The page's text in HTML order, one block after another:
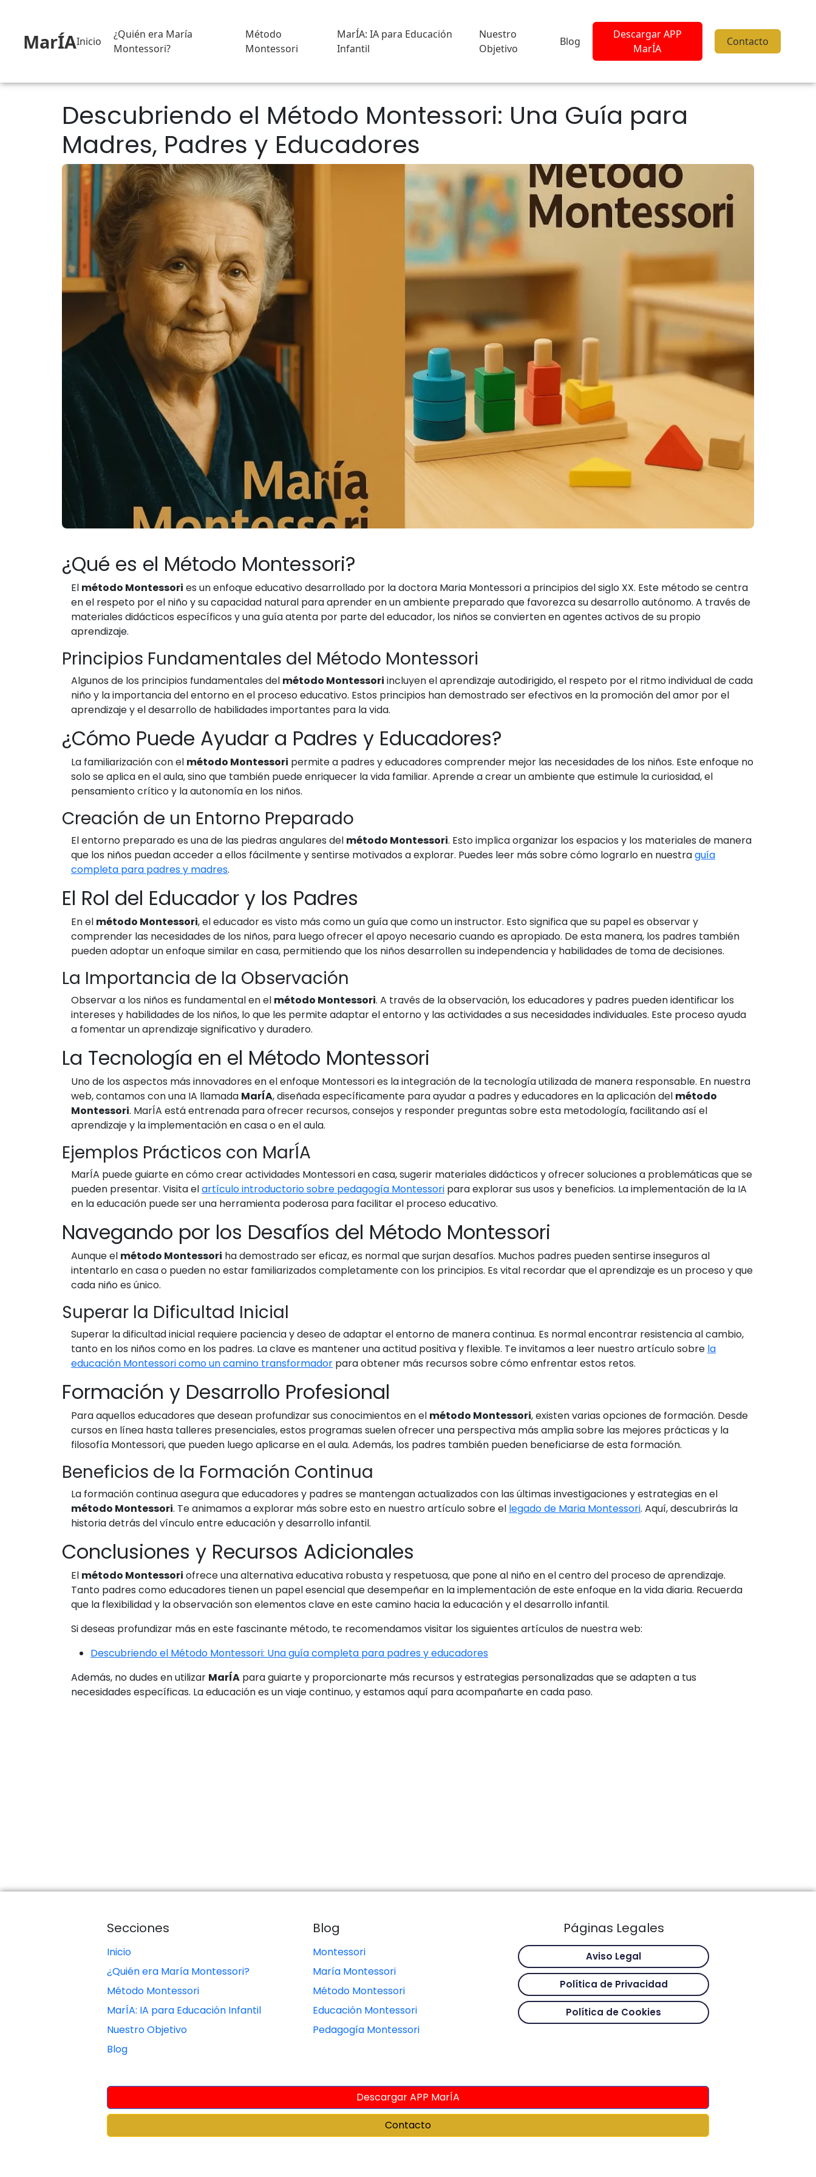
MarÍAInicio
¿Quién era María
Montessori?
Método
Montessori
MarÍA: IA para Educación
Infantil
Nuestro
Objetivo
Blog
Descargar APP
MarÍA
Contacto
Descubriendo el Método Montessori: Una Guía para
Madres, Padres y Educadores
¿Qué es el Método Montessori?
El método Montessori es un enfoque educativo desarrollado por la doctora Maria Montessori a principios del siglo XX. Este método se centra
en el respeto por el niño y su capacidad natural para aprender en un ambiente preparado que favorezca su desarrollo autónomo. A través de
materiales didácticos específicos y una guía atenta por parte del educador, los niños se convierten en agentes activos de su propio
aprendizaje.
Principios Fundamentales del Método Montessori
Algunos de los principios fundamentales del método Montessori incluyen el aprendizaje autodirigido, el respeto por el ritmo individual de cada
niño y la importancia del entorno en el proceso educativo. Estos principios han demostrado ser efectivos en la promoción del amor por el
aprendizaje y el desarrollo de habilidades importantes para la vida.
¿Cómo Puede Ayudar a Padres y Educadores?
La familiarización con el método Montessori permite a padres y educadores comprender mejor las necesidades de los niños. Este enfoque no
solo se aplica en el aula, sino que también puede enriquecer la vida familiar. Aprende a crear un ambiente que estimule la curiosidad, el
pensamiento crítico y la autonomía en los niños.
Creación de un Entorno Preparado
El entorno preparado es una de las piedras angulares del método Montessori. Esto implica organizar los espacios y los materiales de manera
que los niños puedan acceder a ellos fácilmente y sentirse motivados a explorar. Puedes leer más sobre cómo lograrlo en nuestraguía
completa para padres y madres.
El Rol del Educador y los Padres
En el método Montessori, el educador es visto más como un guía que como un instructor. Esto significa que su papel es observar y
comprender las necesidades de los niños, para luego ofrecer el apoyo necesario cuando es apropiado. De esta manera, los padres también
pueden adoptar un enfoque similar en casa, permitiendo que los niños desarrollen su independencia y habilidades de toma de decisiones.
La Importancia de la Observación
Observar a los niños es fundamental en el método Montessori. A través de la observación, los educadores y padres pueden identificar los
intereses y habilidades de los niños, lo que les permite adaptar el entorno y las actividades a sus necesidades individuales. Este proceso ayuda
a fomentar un aprendizaje significativo y duradero.
La Tecnología en el Método Montessori
Uno de los aspectos más innovadores en el enfoque Montessori es la integración de la tecnología utilizada de manera responsable. En nuestra
web, contamos con una IA llamada MarÍA, diseñada específicamente para ayudar a padres y educadores en la aplicación del método
Montessori. MarÍA está entrenada para ofrecer recursos, consejos y responder preguntas sobre esta metodología, facilitando así el
aprendizaje y la implementación en casa o en el aula.
Ejemplos Prácticos con MarÍA
MarÍA puede guiarte en cómo crear actividades Montessori en casa, sugerir materiales didácticos y ofrecer soluciones a problemáticas que se
pueden presentar. Visita elartículo introductorio sobre pedagogía Montessori para explorar sus usos y beneficios. La implementación de la IA
en la educación puede ser una herramienta poderosa para facilitar el proceso educativo.
Navegando por los Desafíos del Método Montessori
Aunque el método Montessori ha demostrado ser eficaz, es normal que surjan desafíos. Muchos padres pueden sentirse inseguros al
intentarlo en casa o pueden no estar familiarizados completamente con los principios. Es vital recordar que el aprendizaje es un proceso y que
cada niño es único.
Superar la Dificultad Inicial
Superar la dificultad inicial requiere paciencia y deseo de adaptar el entorno de manera continua. Es normal encontrar resistencia al cambio,
tanto en los niños como en los padres. La clave es mantener una actitud positiva y flexible. Te invitamos a leer nuestro artículo sobre la
educación Montessori como un camino transformador para obtener más recursos sobre cómo enfrentar estos retos.
Formación y Desarrollo Profesional
Para aquellos educadores que desean profundizar sus conocimientos en el método Montessori, existen varias opciones de formación. Desde
cursos en línea hasta talleres presenciales, estos programas suelen ofrecer una perspectiva más amplia sobre las mejores prácticas y la
filosofía Montessori, que pueden luego aplicarse en el aula. Además, los padres también pueden beneficiarse de esta formación.
Beneficios de la Formación Continua
La formación continua asegura que educadores y padres se mantengan actualizados con las últimas investigaciones y estrategias en el
método Montessori. Te animamos a explorar más sobre esto en nuestro artículo sobre el legado de Maria Montessori. Aquí, descubrirás la
historia detrás del vínculo entre educación y desarrollo infantil.
Conclusiones y Recursos Adicionales
El método Montessori ofrece una alternativa educativa robusta y respetuosa, que pone al niño en el centro del proceso de aprendizaje.
Tanto padres como educadores tienen un papel esencial que desempeñar en la implementación de este enfoque en la vida diaria. Recuerda
que la flexibilidad y la observación son elementos clave en este camino hacia la educación y el desarrollo infantil.
Si deseas profundizar más en este fascinante método, te recomendamos visitar los siguientes artículos de nuestra web:
Descubriendo el Método Montessori: Una guía completa para padres y educadores
Además, no dudes en utilizar MarÍA para guiarte y proporcionarte más recursos y estrategias personalizadas que se adapten a tus
necesidades específicas. La educación es un viaje continuo, y estamos aquí para acompañarte en cada paso.
Secciones
Inicio
¿Quién era María Montessori?
Método Montessori
MarÍA: IA para Educación Infantil
Nuestro Objetivo
Blog
Blog
Montessori
María Montessori
Método Montessori
Educación Montessori
Pedagogía Montessori
Páginas Legales
Aviso Legal
Política de Privacidad
Política de Cookies
Descargar APP MarÍA
Contacto